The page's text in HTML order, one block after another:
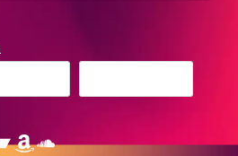
Amazon
SoundCloud